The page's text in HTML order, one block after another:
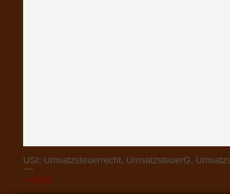
USt: Umsatzsteuerrecht. UmsatzsteuerG,
価格
￥4,368